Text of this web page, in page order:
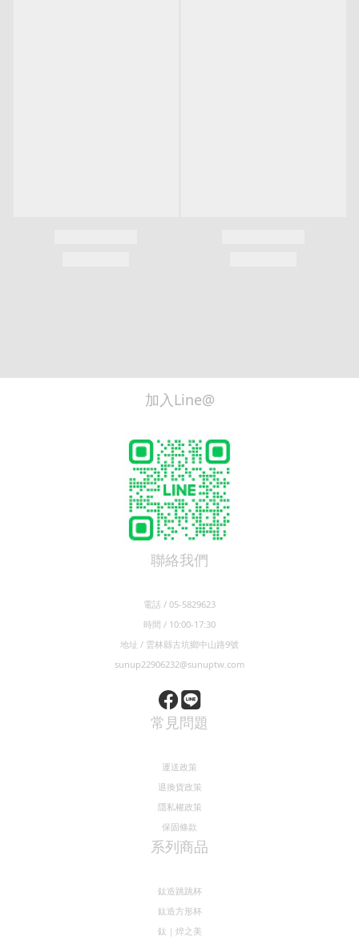
加入Line@
聯絡我們
電話 / 05-5829623
時間 / 10:00-17:30
地址 / 雲林縣古坑鄉中山路9號
sunup22906232@sunuptw.com
常見問題
運送政策
退換貨政策
隱私權政策
保固條款
系列商品
鈦造跳跳杯
鈦造方形杯
鈦｜焠之美